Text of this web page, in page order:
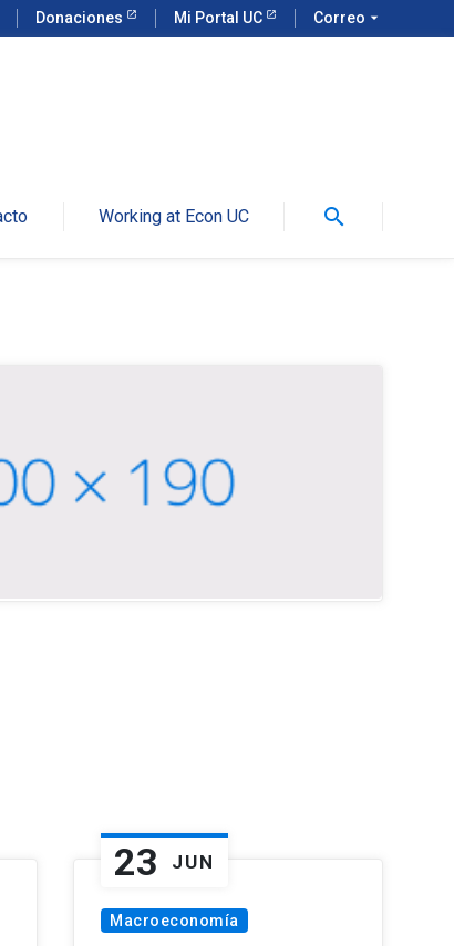
Donaciones Mi Portal UC Correo arrow_drop_down
Working at Econ UC search
23 JUN
Macroeconomía